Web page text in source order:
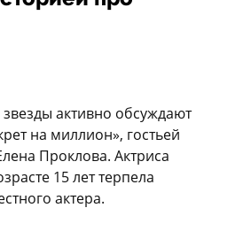
активно обсуждают
на миллион», гостьей
Проклова. Актриса
15 лет терпела
актера.